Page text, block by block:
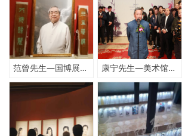
范曾先生—国博展览（更多......） 康宁先生—美术馆展览 （更多.....）